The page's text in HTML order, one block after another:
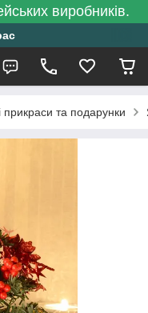
виробників.
прикраси та подарунки